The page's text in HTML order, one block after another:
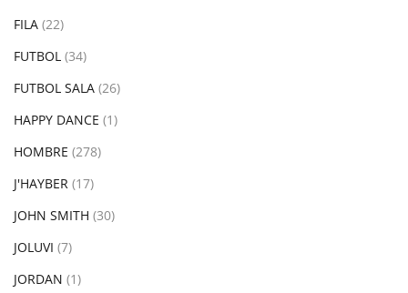
FILA (22)
FUTBOL (34)
FUTBOL SALA (26)
HAPPY DANCE (1)
HOMBRE (278)
J'HAYBER (17)
JOHN SMITH (30)
JOLUVI (7)
JORDAN (1)